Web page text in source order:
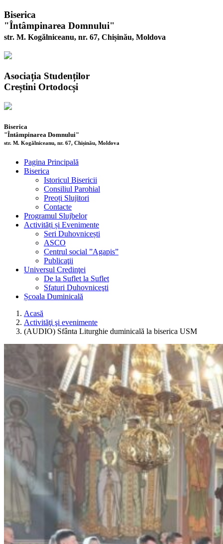
Biserica
"Întâmpinarea Domnului"
str. M. Kogălniceanu, nr. 67, Chișinău, Moldova
Asociația Studenților
Creștini Ortodocși
Biserica
"Întâmpinarea Domnului"
str. M. Kogălniceanu, nr. 67, Chișinău, Moldova
Pagina Principală
Biserica
Istoricul Bisericii
Consiliul Parohial
Preoți Slujitori
Contacte
Programul Slujbelor
Activități și Evenimente
Seri Duhovnicești
ASCO
Centrul social ”Agapis”
Publicaţii
Universul Credinţei
De la Suflet la Suflet
Sfaturi Duhovniceşti
Școala Duminicală
Acasă
Activităţi şi evenimente
(AUDIO) Sfânta Liturghie duminicală la biserica USM